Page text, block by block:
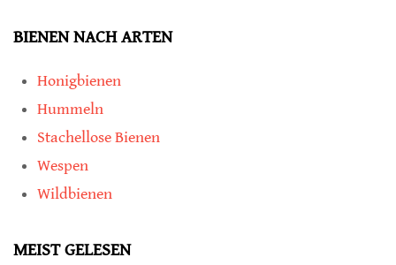
BIENEN NACH ARTEN
Honigbienen
Hummeln
Stachellose Bienen
Wespen
Wildbienen
MEIST GELESEN